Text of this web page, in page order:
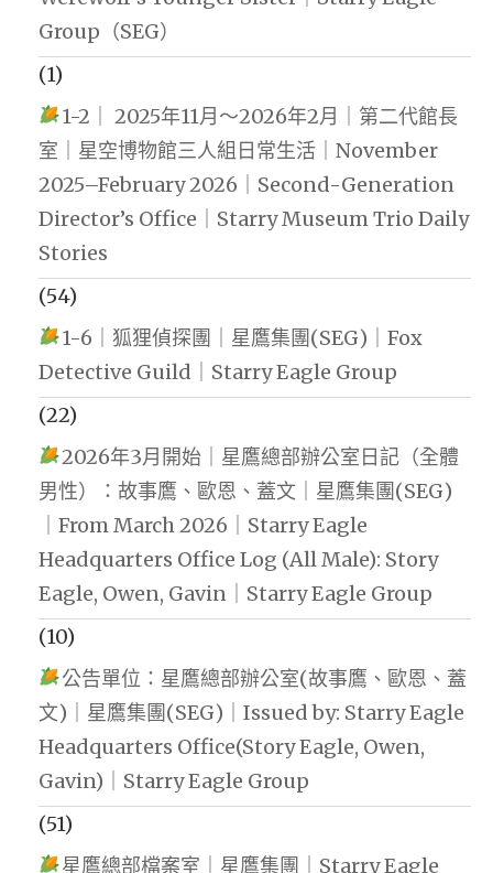
Group（SEG）
(1)
1-2｜ 2025年11月～2026年2月｜第二代館長
室｜星空博物館三人組日常生活｜November
2025–February 2026｜Second-Generation
Director’s Office｜Starry Museum Trio Daily
Stories
(54)
1-6｜狐狸偵探團｜星鷹集團(SEG)｜Fox
Detective Guild｜Starry Eagle Group
(22)
2026年3月開始｜星鷹總部辦公室日記（全體
男性）：故事鷹、歐恩、蓋文｜星鷹集團(SEG)
｜From March 2026｜Starry Eagle
Headquarters Office Log (All Male): Story
Eagle, Owen, Gavin｜Starry Eagle Group
(10)
公告單位：星鷹總部辦公室(故事鷹、歐恩、蓋
文)｜星鷹集團(SEG)｜Issued by: Starry Eagle
Headquarters Office(Story Eagle, Owen,
Gavin)｜Starry Eagle Group
(51)
星鷹總部檔案室｜星鷹集團｜Starry Eagle